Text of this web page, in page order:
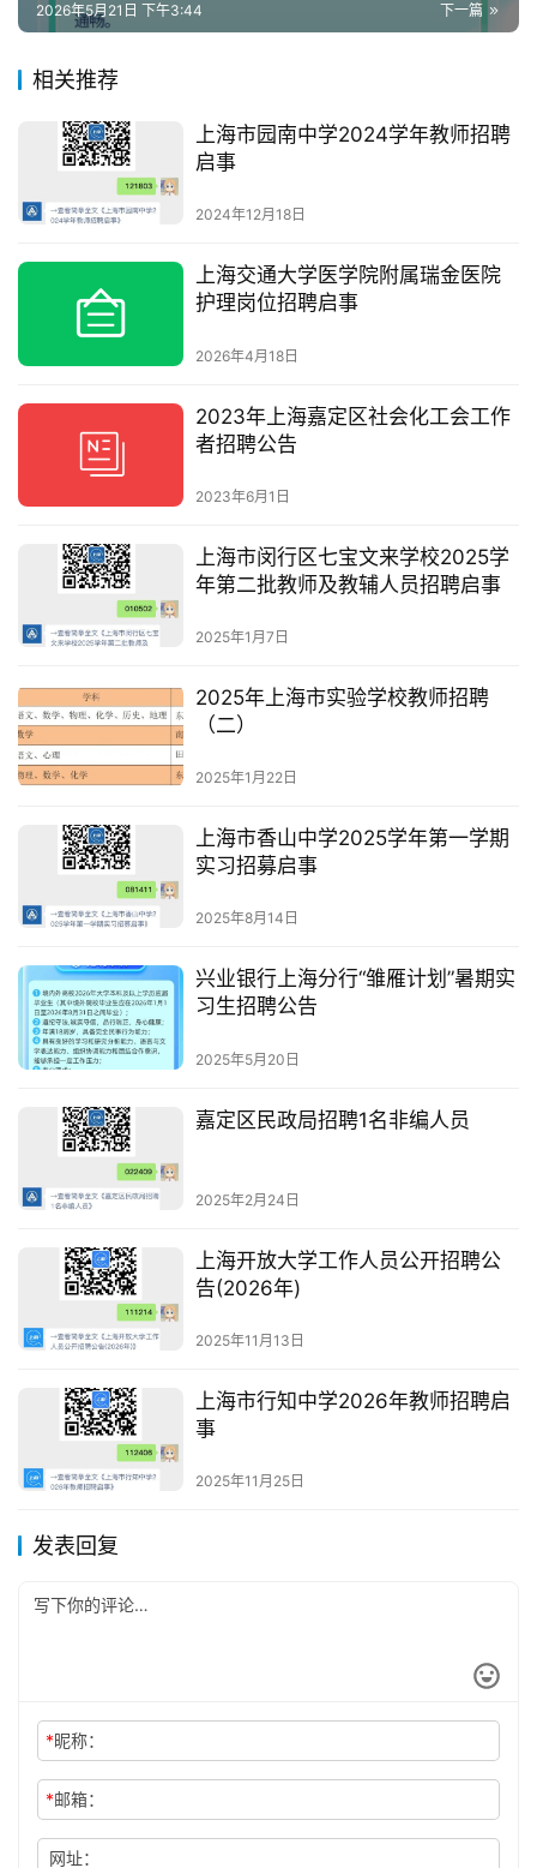
下一篇
2026年5月21日 下午3:44
相关推荐
上海市园南中学2024学年教师招聘
启事
2024年12月18日
上海交通大学医学院附属瑞金医院
护理岗位招聘启事
2026年4月18日
2023年上海嘉定区社会化工会工作
者招聘公告
2023年6月1日
上海市闵行区七宝文来学校2025学
年第二批教师及教辅人员招聘启事
2025年1月7日
2025年上海市实验学校教师招聘
（二）
2025年1月22日
上海市香山中学2025学年第一学期
实习招募启事
2025年8月14日
兴业银行上海分行“雏雁计划”暑期实
习生招聘公告
2025年5月20日
嘉定区民政局招聘1名非编人员
2025年2月24日
上海开放大学工作人员公开招聘公
告(2026年)
2025年11月13日
上海市行知中学2026年教师招聘启
事
2025年11月25日
发表回复
*昵称：
*邮箱：
网址：